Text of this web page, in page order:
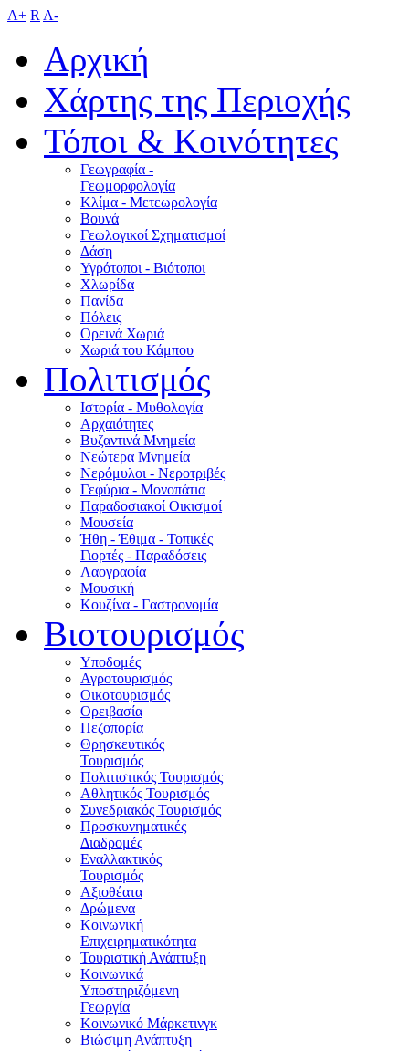
A+ R A-
Αρχική
Χάρτης της Περιοχής
Τόποι & Κοινότητες
Γεωγραφία -
Γεωμορφολογία
Κλίμα - Mετεωρολογία
Βουνά
Γεωλογικοί Σχηματισμοί
Δάση
Υγρότοποι - Βιότοποι
Χλωρίδα
Πανίδα
Πόλεις
Ορεινά Χωριά
Χωριά του Κάμπου
Πολιτισμός
Ιστορία - Μυθολογία
Αρχαιότητες
Βυζαντινά Μνημεία
Νεώτερα Μνημεία
Νερόμυλοι - Nεροτριβές
Γεφύρια - Μονοπάτια
Παραδοσιακοί Οικισμοί
Μουσεία
Ήθη - Έθιμα - Τοπικές
Γιορτές - Παραδόσεις
Λαογραφία
Μουσική
Κουζίνα - Γαστρονομία
Βιοτουρισμός
Υποδομές
Αγροτουρισμός
Οικοτουρισμός
Ορειβασία
Πεζοπορία
Θρησκευτικός
Τουρισμός
Πολιτιστικός Τουρισμός
Αθλητικός Τουρισμός
Συνεδριακός Τουρισμός
Προσκυνηματικές
Διαδρομές
Εναλλακτικός
Τουρισμός
Αξιοθέατα
Δρώμενα
Κοινωνική
Επιχειρηματικότητα
Τουριστική Ανάπτυξη
Κοινωνικά
Υποστηριζόμενη
Γεωργία
Κοινωνικό Μάρκετινγκ
Βιώσιμη Ανάπτυξη